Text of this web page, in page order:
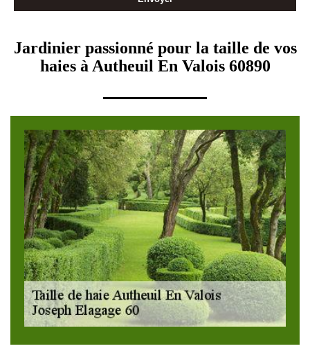
Jardinier passionné pour la taille de vos
haies à Autheuil En Valois 60890